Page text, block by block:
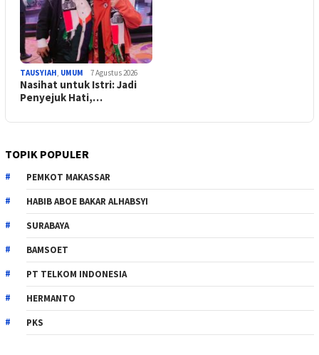
TAUSYIAH UMUM 7 Agustus 2026
Nasihat untuk Istri: Jadi
Penyejuk Hati,…
TOPIK POPULER
PEMKOT MAKASSAR
HABIB ABOE BAKAR ALHABSYI
SURABAYA
BAMSOET
PT TELKOM INDONESIA
HERMANTO
PKS